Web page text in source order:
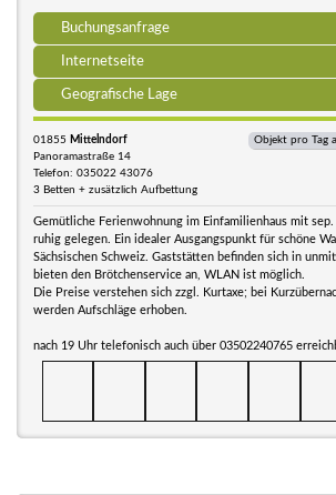
Buchungsanfrage
Internetseite
Geografische Lage
01855 Mittelndorf
Panoramastraße 14
Telefon: 035022 43076
3 Betten + zusätzlich Aufbettung
Objekt pro Tag
Gemütliche Ferienwohnung im Einfamilienhaus mit sep.
ruhig gelegen. Ein idealer Ausgangspunkt für schöne
Sächsischen Schweiz. Gaststätten befinden sich in
bieten den Brötchenservice an, WLAN ist möglich.
Die Preise verstehen sich zzgl. Kurtaxe; bei
werden Aufschläge erhoben.
nach 19 Uhr telefonisch auch über 03502240765